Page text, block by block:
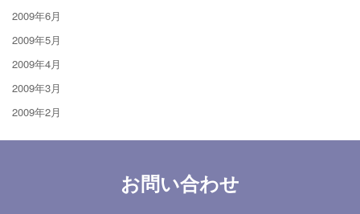
2009年6月
2009年5月
2009年4月
2009年3月
2009年2月
お問い合わせ